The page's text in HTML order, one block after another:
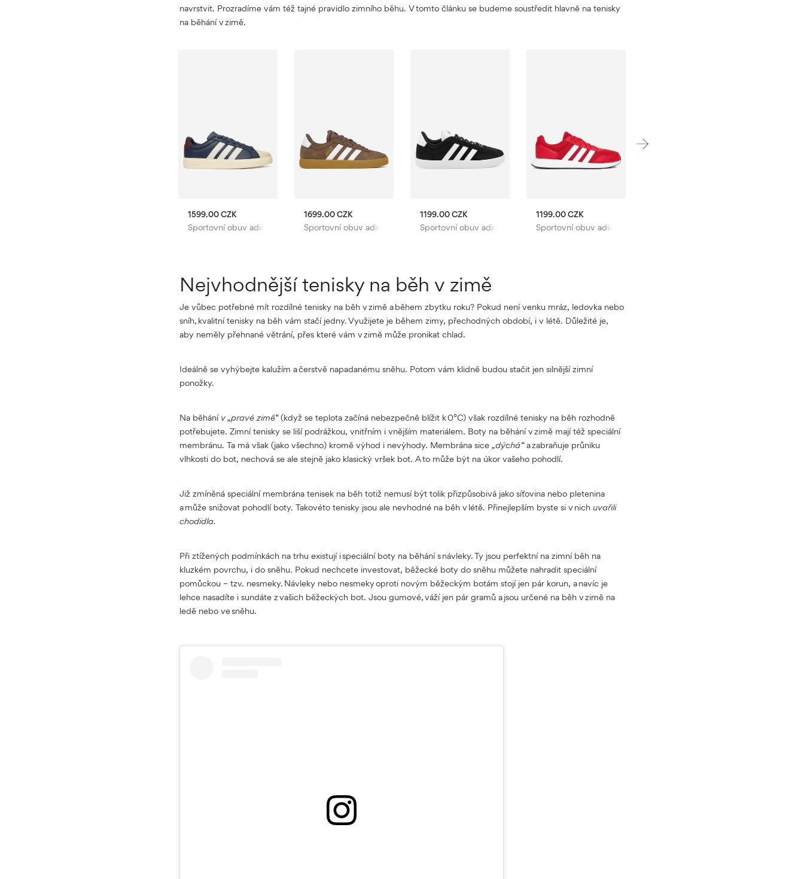
navrstvit. Prozradíme vám též tajné pravidlo zimního běhu. V tomto článku se budeme soustředit hlavně na tenisky
na běhání v zimě.
Sportovní obuv adidas
1599.00 CZK
Sportovní obuv adidas
1699.00 CZK
Sportovní obuv adidas
1199.00 CZK
Sportovní obuv adidas
1199.00 CZK
Nejvhodnější tenisky na běh v zimě
Je vůbec potřebné mít rozdílné tenisky na běh v zimě a během zbytku roku? Pokud není venku mráz, ledovka nebo
sníh, kvalitní tenisky na běh vám stačí jedny. Využijete je během zimy, přechodných období, i v létě. Důležité je,
aby neměly přehnané větrání, přes které vám v zimě může pronikat chlad.
Ideálně se vyhýbejte kalužím a čerstvě napadanému sněhu. Potom vám klidně budou stačit jen silnější zimní
ponožky.
Na běhání v „pravé zimě“(když se teplota začíná nebezpečně blížit k 0°C) však rozdílné tenisky na běh rozhodně
potřebujete. Zimní tenisky se liší podrážkou, vnitřním i vnějším materiálem. Boty na běhání v zimě mají též speciální
membránu. Ta má však (jako všechno) kromě výhod i nevýhody. Membrána sice „dýchá“a zabraňuje průniku
vlhkosti do bot, nechová se ale stejně jako klasický vršek bot. A to může být na úkor vašeho pohodlí.
Již zmíněná speciální membrána tenisek na běh totiž nemusí být tolik přizpůsobivá jako síťovina nebo pletenina
a může snižovat pohodlí boty. Takovéto tenisky jsou ale nevhodné na běh v létě. Přinejlepším byste si v nich uvařili
chodidla.
Při ztížených podmínkách na trhu existují i speciální boty na běhání s návleky. Ty jsou perfektní na zimní běh na
kluzkém povrchu, i do sněhu. Pokud nechcete investovat, běžecké boty do sněhu můžete nahradit speciální
pomůckou – tzv. nesmeky. Návleky nebo nesmeky oproti novým běžeckým botám stojí jen pár korun, a navíc je
lehce nasadíte i sundáte z vašich běžeckých bot. Jsou gumové, váží jen pár gramů a jsou určené na běh v zimě na
ledě nebo ve sněhu.